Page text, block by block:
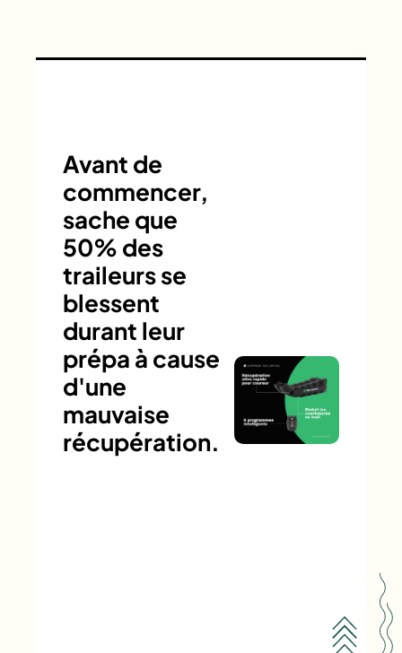
Avant de
commencer,
sache que
50% des
traileurs se
blessent
durant leur
prépa à cause
d'une
mauvaise
récupération.